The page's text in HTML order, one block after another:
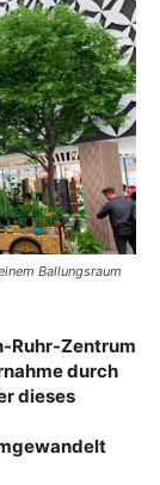
Ballungsraum
Ruhr-Zentrum
durch
dieses